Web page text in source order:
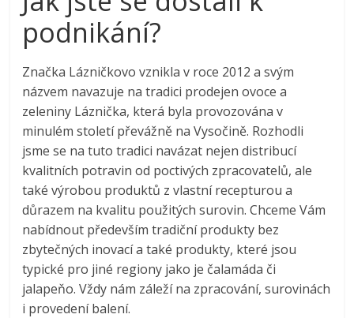
podnikání?
Značka Lázničkovo vznikla v roce 2012 a svým
názvem navazuje na tradici prodejen ovoce a
zeleniny Láznička, která byla provozována v
minulém století převážně na Vysočině. Rozhodli
jsme se na tuto tradici navázat nejen distribucí
kvalitních potravin od poctivých zpracovatelů, ale
také výrobou produktů z vlastní recepturou a
důrazem na kvalitu použitých surovin. Chceme Vám
nabídnout především tradiční produkty bez
zbytečných inovací a také produkty, které jsou
typické pro jiné regiony jako je čalamáda či
jalapeňo. Vždy nám záleží na zpracování, surovinách
i provedení balení.